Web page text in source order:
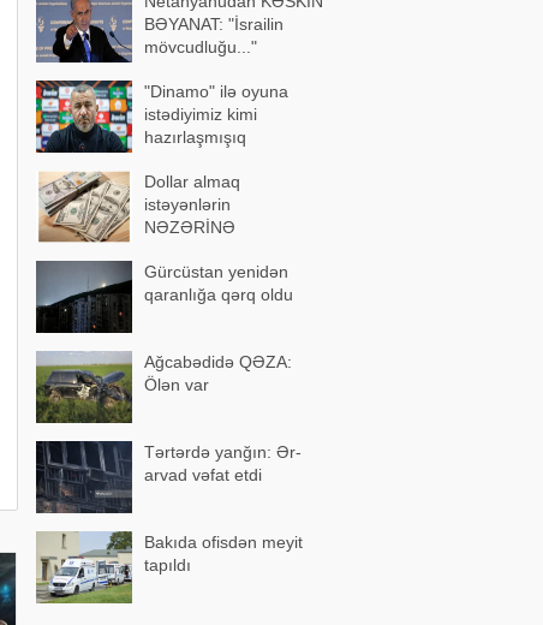
BƏYANAT: "İsrailin
mövcudluğu..."
"Dinamo" ilə oyuna
istədiyimiz kimi
hazırlaşmışıq
Dollar almaq
istəyənlərin
NƏZƏRİNƏ
Gürcüstan yenidən
qaranlığa qərq oldu
Ağcabədidə QƏZA:
Ölən var
Tərtərdə yanğın: Ər-
arvad vəfat etdi
Bakıda ofisdən meyit
tapıldı